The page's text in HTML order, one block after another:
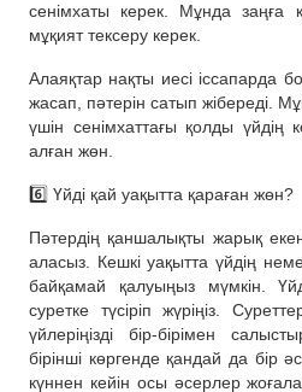
сенімхаты керек. Мұнда заңға
мұқият тексеру керек.
Алаяқтар нақты иесі іссапарда
жасап, пәтерін сатып жібереді.
үшін сенімхаттағы қолды үйдің
алған жөн.
6️⃣ Үйді қай уақытта қараған жөн?
Пәтердің қаншалықты жарық
аласыз. Кешкі уақытта үйдің
байқамай қалуыңыз мүмкін.
суретке түсіріп жүріңіз.
үйлеріңізді бір-бірімен
бірінші көргенде қандай да бір
күннен кейін осы әсерлер